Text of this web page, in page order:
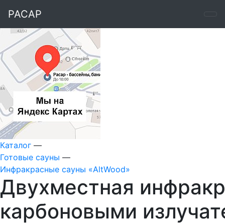
РАСАР
Каталог —
Готовые сауны —
Инфракрасные сауны «AltWood»
Двухместная
карбоновыми